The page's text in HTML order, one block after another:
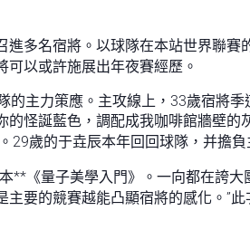
多名宿將。以球隊在本站世界聯
以或許施展出年夜賽經歷。
主力策應。主攻線上，33歲宿將
怪誕藍色，調配成我咖啡館牆壁
29歲的于垚辰本年回回球隊，并擔
**《量子美學入門》。一向都在誇
主要的競賽越能凸顯宿將的感化。”